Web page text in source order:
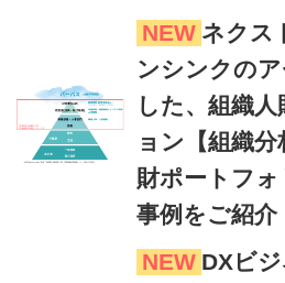
NEW ネクス
ンシンクの
した、組織
ョン【組織
財ポートフ
事例をご紹介
NEW DXビ